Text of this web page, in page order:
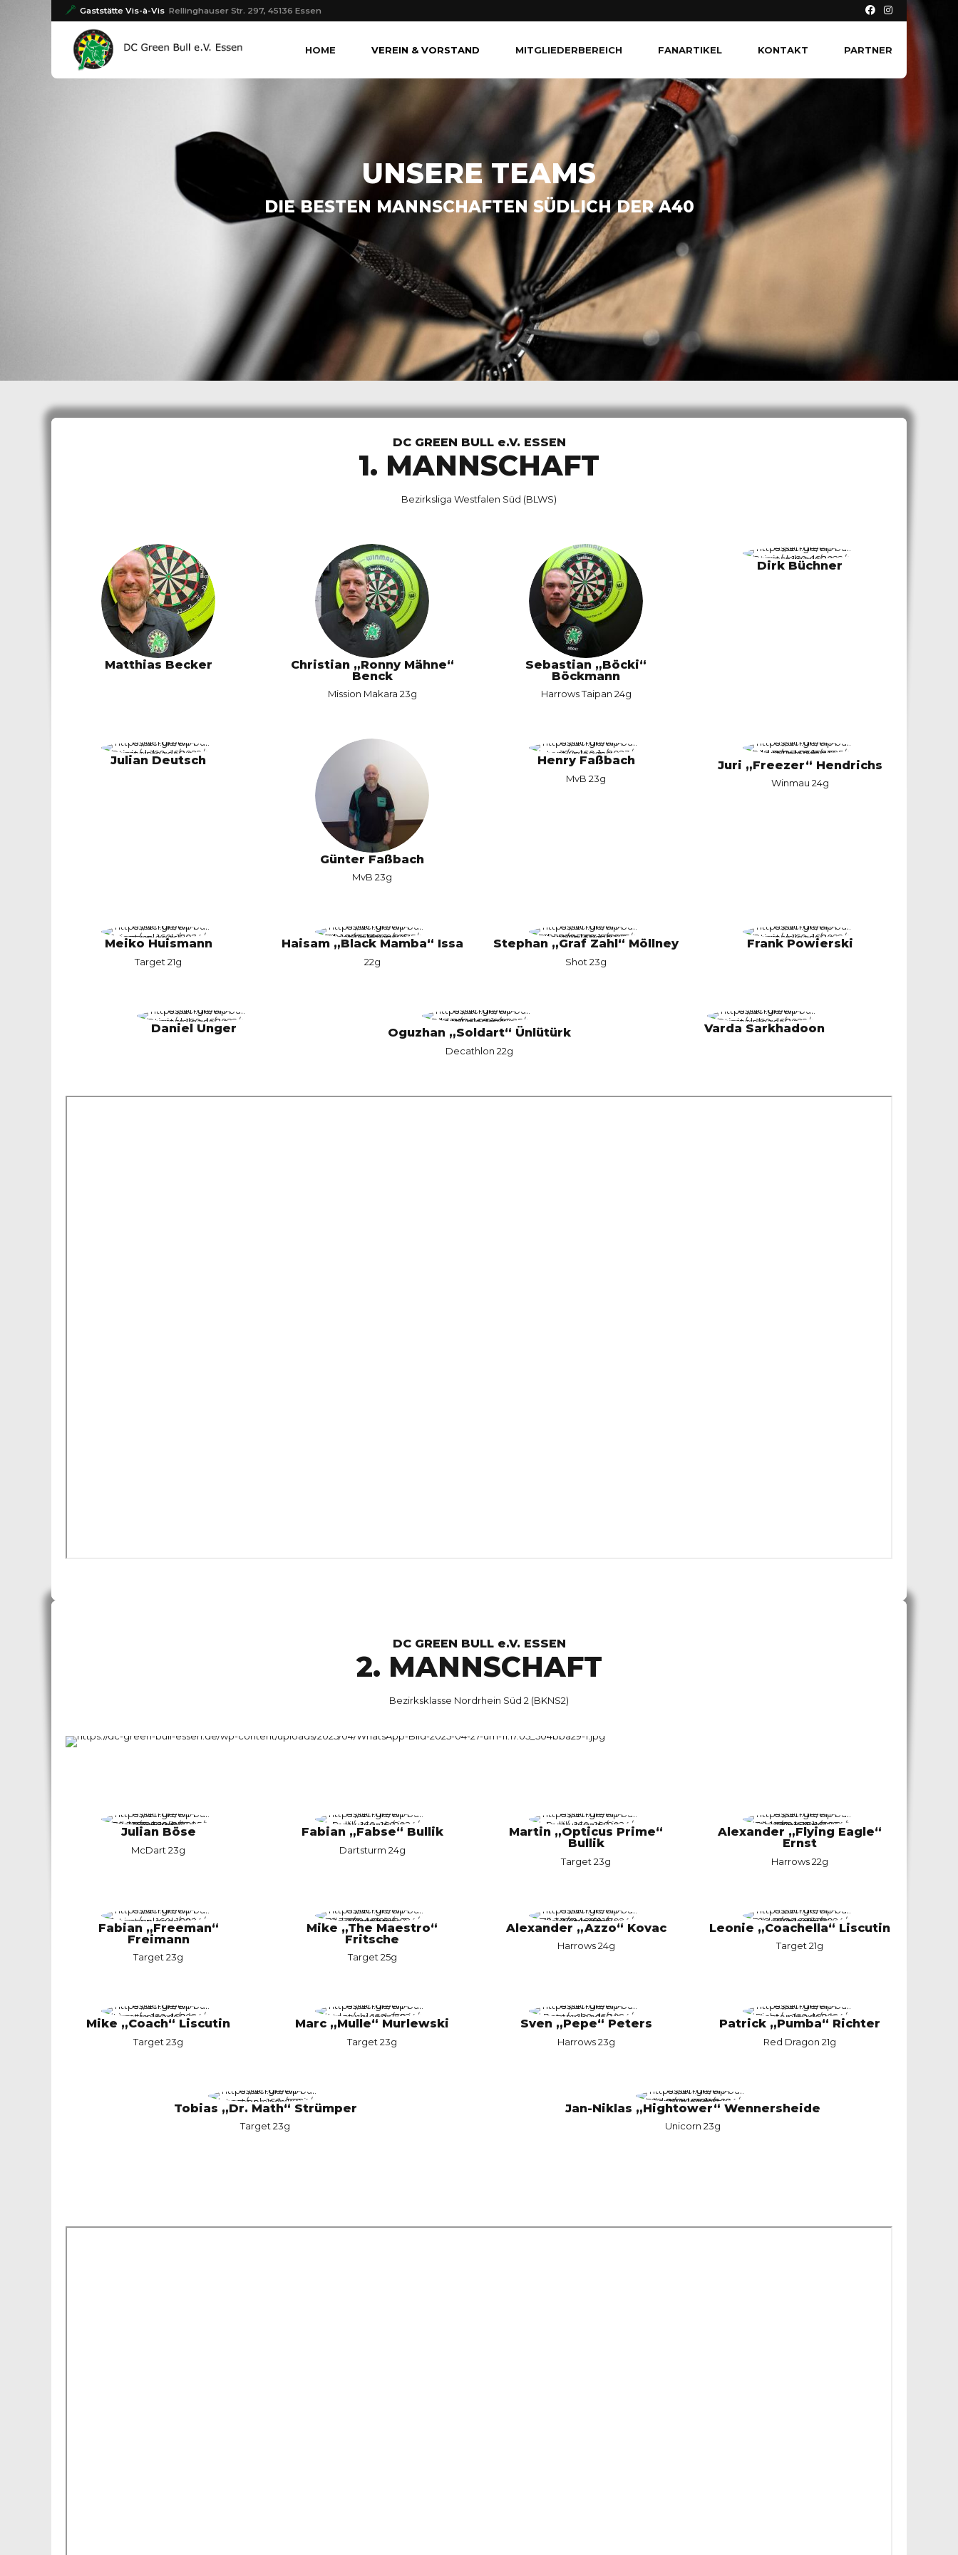
Gaststätte Vis-à-Vis Rellinghauser Str. 297, 45136 Essen
HOME VEREIN & VORSTAND MITGLIEDERBEREICH FANARTIKEL KONTAKT PARTNER
UNSERE TEAMS
DIE BESTEN MANNSCHAFTEN SÜDLICH DER A40
DC GREEN BULL e.V. ESSEN
1. MANNSCHAFT
Bezirksliga Westfalen Süd (BLWS)
Matthias Becker
Christian „Ronny Mähne“
Benck
Mission Makara 23g
Sebastian „Böcki“
Böckmann
Harrows Taipan 24g
Dirk Büchner
Julian Deutsch
Günter Faßbach
MvB 23g
Henry Faßbach
MvB 23g
Juri „Freezer“ Hendrichs
Winmau 24g
Meiko Huismann
Target 21g
Haisam „Black Mamba“ Issa
22g
Stephan „Graf Zahl“ Möllney
Shot 23g
Frank Powierski
Daniel Unger Oguzhan „Soldart“ Ünlütürk
Decathlon 22g
Varda Sarkhadoon
DC GREEN BULL e.V. ESSEN
2. MANNSCHAFT
Bezirksklasse Nordrhein Süd 2 (BKNS2)
Julian Böse
McDart 23g
Fabian „Fabse“ Bullik
Dartsturm 24g
Martin „Opticus Prime“
Bullik
Target 23g
Alexander „Flying Eagle“
Ernst
Harrows 22g
Fabian „Freeman“
Freimann
Target 23g
Mike „The Maestro“
Fritsche
Target 25g
Alexander „Azzo“ Kovac
Harrows 24g
Leonie „Coachella“ Liscutin
Target 21g
Mike „Coach“ Liscutin
Target 23g
Marc „Mulle“ Murlewski
Target 23g
Sven „Pepe“ Peters
Harrows 23g
Patrick „Pumba“ Richter
Red Dragon 21g
Tobias „Dr. Math“ Strümper
Target 23g
Jan-Niklas „Hightower“ Wennersheide
Unicorn 23g